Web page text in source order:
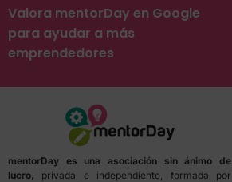
Valora mentorDay en Google
para ayudar a más
emprendedores
mentorDay es una asociación sin ánimo de
lucro, privada e independiente, formada por